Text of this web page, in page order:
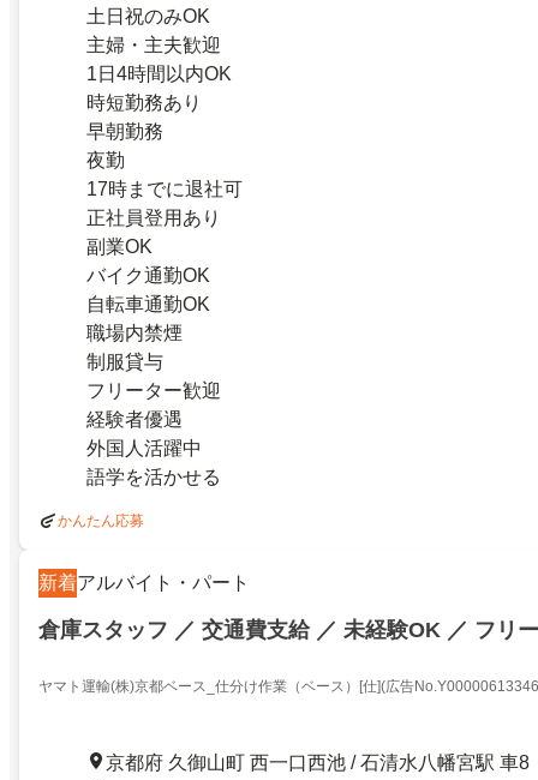
土日祝のみOK
主婦・主夫歓迎
1日4時間以内OK
時短勤務あり
早朝勤務
夜勤
17時までに退社可
正社員登用あり
副業OK
バイク通勤OK
自転車通勤OK
職場内禁煙
制服貸与
フリーター歓迎
経験者優遇
外国人活躍中
語学を活かせる
かんたん応募
新着アルバイト・パート
倉庫スタッフ ／ 交通費支給 ／ 未経験OK ／ フリ
ヤマト運輸(株)京都ベース_仕分け作業（ベース）[仕](広告
京都府 久御山町 西一口西池 / 石清水八幡宮駅 車8